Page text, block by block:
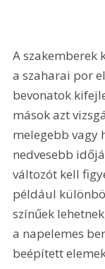
A szakemberek
a szaharai por
bevonatok
mások azt
melegebb vagy
nedvesebb
változót kell
például
színűek
a napelemes
beépített